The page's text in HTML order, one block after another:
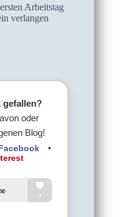
Arbeitstag
verlangen
gefallen?
oder
Blog!
•